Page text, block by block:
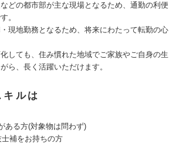
どの都市部が主な現場となるため、通勤の利便
。
現地勤務となるため、将来にわたって転勤の心
しても、住み慣れた地域でご家族やご自身の生
ら、長く活躍いただけます。
ルは
ある方(対象物は問わず)
補をお持ちの方